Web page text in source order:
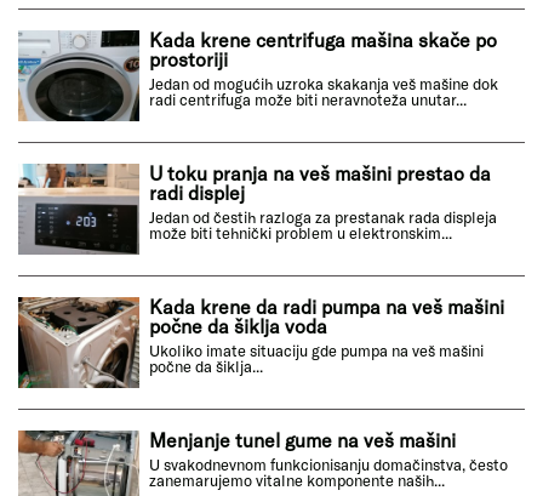
Kada krene centrifuga mašina skače po
prostoriji
Jedan od mogućih uzroka skakanja veš mašine dok
radi centrifuga može biti neravnoteža unutar...
U toku pranja na veš mašini prestao da
radi displej
Jedan od čestih razloga za prestanak rada displeja
može biti tehnički problem u elektronskim...
Kada krene da radi pumpa na veš mašini
počne da šiklja voda
Ukoliko imate situaciju gde pumpa na veš mašini
počne da šiklja...
Menjanje tunel gume na veš mašini
U svakodnevnom funkcionisanju domačinstva, često
zanemarujemo vitalne komponente naših...